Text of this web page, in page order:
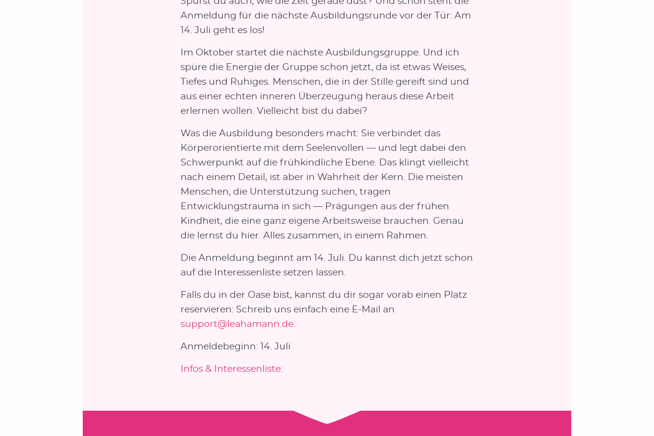
Anmeldung für die nächste Ausbildungsrunde vor der Tür: Am
14. Juli geht es los!
Im Oktober startet die nächste Ausbildungsgruppe. Und ich
spüre die Energie der Gruppe schon jetzt, da ist etwas Weises,
Tiefes und Ruhiges. Menschen, die in der Stille gereift sind und
aus einer echten inneren Überzeugung heraus diese Arbeit
erlernen wollen. Vielleicht bist du dabei?
Was die Ausbildung besonders macht: Sie verbindet das
Körperorientierte mit dem Seelenvollen — und legt dabei den
Schwerpunkt auf die frühkindliche Ebene. Das klingt vielleicht
nach einem Detail, ist aber in Wahrheit der Kern. Die meisten
Menschen, die Unterstützung suchen, tragen
Entwicklungstrauma in sich — Prägungen aus der frühen
Kindheit, die eine ganz eigene Arbeitsweise brauchen. Genau
die lernst du hier. Alles zusammen, in einem Rahmen.
Die Anmeldung beginnt am 14. Juli. Du kannst dich jetzt schon
auf die Interessenliste setzen lassen.
Falls du in der Oase bist, kannst du dir sogar vorab einen Platz
reservieren: Schreib uns einfach eine E-Mail an
support@leahamann.de.
Anmeldebeginn: 14. Juli
Infos & Interessenliste: